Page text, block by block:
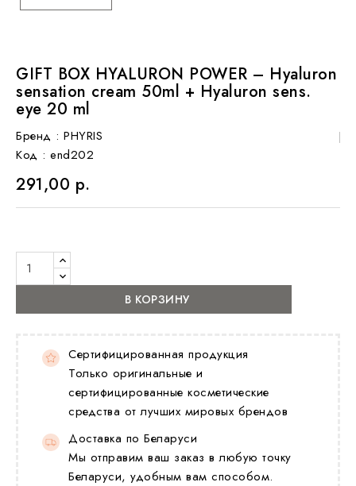
GIFT BOX HYALURON POWER – Hyaluron
sensation cream 50ml + Hyaluron sens.
eye 20 ml
Бренд : PHYRIS
Код : end202
291,00 р.
В КОРЗИНУ
Сертифицированная продукция
Только оригинальные и
сертифицированные косметические
средства от лучших мировых брендов
Доставка по Беларуси
Мы отправим ваш заказ в любую точку
Беларуси, удобным вам способом.